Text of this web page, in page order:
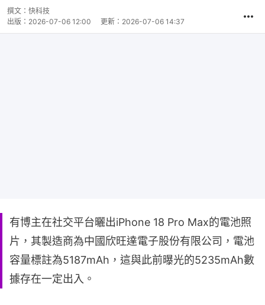
撰文： 快科技
出版： 2026-07-06 12:00 更新： 2026-07-06 14:37
有博主在社交平台曬出iPhone 18 Pro Max的電池照
片，其製造商為中國欣旺達電子股份有限公司，電池
容量標註為5187mAh，這與此前曝光的5235mAh數
據存在一定出入。